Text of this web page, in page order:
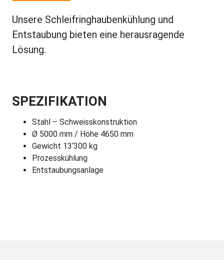
Unsere Schleifringhaubenkühlung und
Entstaubung bieten eine herausragende
Lösung.
SPEZIFIKATION
Stahl – Schweisskonstruktion
Ø 5000 mm / Höhe 4650 mm
Gewicht 13‘300 kg
Prozesskühlung
Entstaubungsanlage